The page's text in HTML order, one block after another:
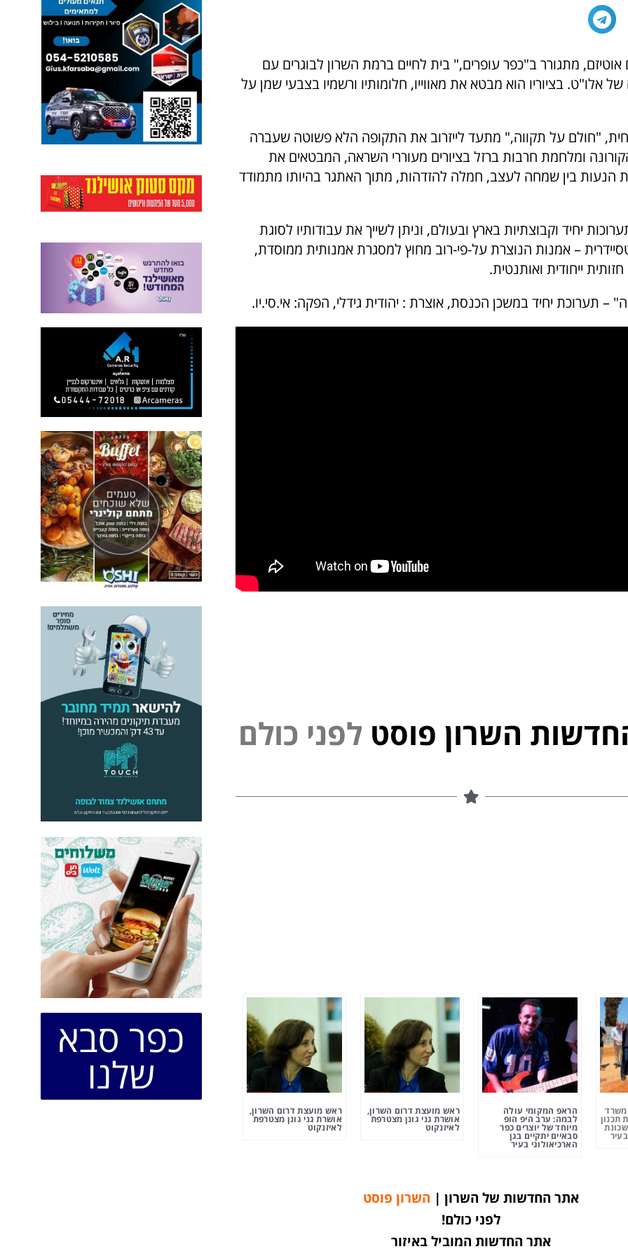
אוטיזם, מתגורר ב"כפר עופרים," בית לחיים ברמת השרון לבוגרים עם
של אלו"ט. בציוריו הוא מבטא את מאווייו, חלומותיו ורשמיו בצבעי שמן על
"חולם על תקווה," מתעד לייזרוב את התקופה הלא פשוטה שעברה
ומלחמת חרבות ברזל בציורים מעוררי השראה, המבטאים את
הנעות בין שמחה לעצב, חמלה להזדהות, מתוך האתגר בהיותו מתמודד
יחיד וקבוצתיות בארץ ובעולם, וניתן לשייך את עבודותיו לסוגת
– אמנות הנוצרת על-פי-רוב מחוץ למסגרת אמנותית ממוסדת,
ייחודית ואותנטית.
– תערוכת יחיד במשכן הכנסת, אוצרת : יהודית גידלי, הפקה: אי.סי.יו.
השרון פוסט ל פני כולם
תכנון
הראפ המקומי עולה
לבמה: ערב היפ הופ
מיוחד של יוצרים כפר
סבאיים יתקיים בגן
הארכיאולוגי בעיר
ראש מועצת דרום השרון,
אושרת גני גונן מצטרפת
לאיזנקוט
ראש מועצת דרום השרון,
אושרת גני גונן מצטרפת
לאיזנקוט
כפר סבא
שלנו
אתר החדשות של השרון | השרון פוסט
לפני כולם!
אתר החדשות המוביל באיזור